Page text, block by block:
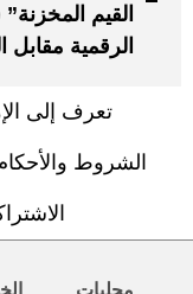
القيم
الرقمية
تعرف إلى
الشروط
محليات